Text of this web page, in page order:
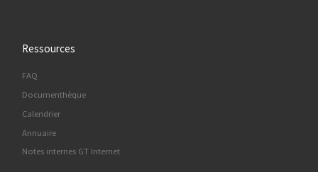
Ressources
FAQ
Documenthèque
Calendrier
Annuaire
Notes internes GT Internet